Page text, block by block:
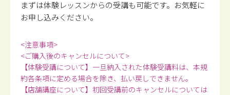
まずは体験レッスンからの受講も可能です。 お気軽に
お申し込みください。
<注意事項>
<ご購入後のキャンセルについて>
【体験受講について】一旦納入された体験受講料は、本規
約各条項に定める場合を除き、払い戻しできません。
【店舗講座について】初回受講前のキャンセルについては